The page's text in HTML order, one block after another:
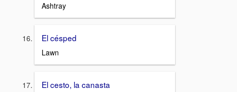
Ashtray
El césped
Lawn
El cesto, la canasta